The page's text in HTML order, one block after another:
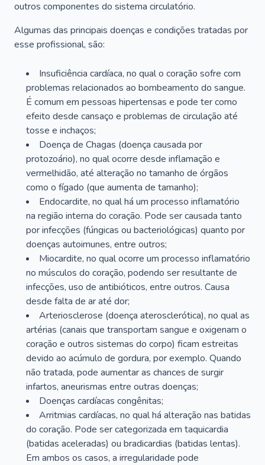
outros componentes do sistema circulatório.
Algumas das principais doenças e condições tratadas por
esse profissional, são:
Insuficiência cardíaca, no qual o coração sofre com
problemas relacionados ao bombeamento do sangue.
É comum em pessoas hipertensas e pode ter como
efeito desde cansaço e problemas de circulação até
tosse e inchaços;
Doença de Chagas (doença causada por
protozoário), no qual ocorre desde inflamação e
vermelhidão, até alteração no tamanho de órgãos
como o fígado (que aumenta de tamanho);
Endocardite, no qual há um processo inflamatório
na região interna do coração. Pode ser causada tanto
por infecções (fúngicas ou bacteriológicas) quanto por
doenças autoimunes, entre outros;
Miocardite, no qual ocorre um processo inflamatório
no músculos do coração, podendo ser resultante de
infecções, uso de antibióticos, entre outros. Causa
desde falta de ar até dor;
Arteriosclerose (doença aterosclerótica), no qual as
artérias (canais que transportam sangue e oxigenam o
coração e outros sistemas do corpo) ficam estreitas
devido ao acúmulo de gordura, por exemplo. Quando
não tratada, pode aumentar as chances de surgir
infartos, aneurismas entre outras doenças;
Doenças cardíacas congênitas;
Arritmias cardíacas, no qual há alteração nas batidas
do coração. Pode ser categorizada em taquicardia
(batidas aceleradas) ou bradicardias (batidas lentas).
Em ambos os casos, a irregularidade pode